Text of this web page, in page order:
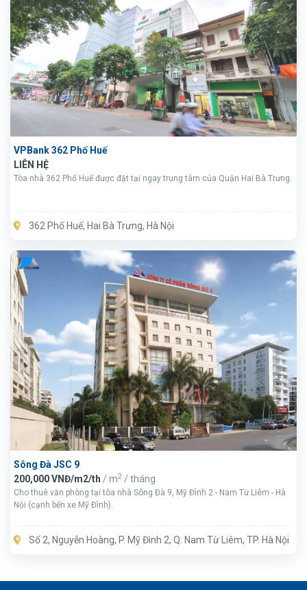
VPBank 362 Phố Huế
LIÊN HỆ
Tòa nhà 362 Phố Huế được đặt tại ngay trung tâm của Quận Hai Bà Trưng.
362 Phố Huế, Hai Bà Trưng, Hà Nội
Sông Đà JSC 9
200,000 VNĐ/m2/th / m2 / tháng
Cho thuê văn phòng tại tòa nhà Sông Đà 9, Mỹ Đình 2 - Nam Từ Liêm - Hà
Nội (cạnh bến xe Mỹ Đình).
Số 2, Nguyễn Hoàng, P. Mỹ Đình 2, Q. Nam Từ Liêm, TP. Hà Nội